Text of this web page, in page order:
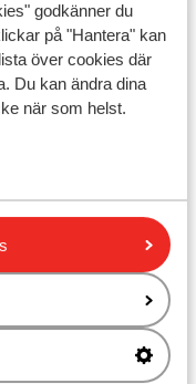
godkänner du
på "Hantera" kan
över cookies där
Du kan ändra dina
när som helst.
– En
hela